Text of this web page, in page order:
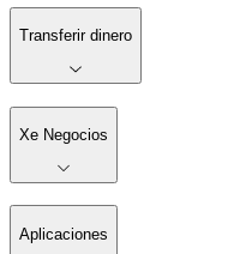
Transferir dinero
Xe Negocios
Aplicaciones